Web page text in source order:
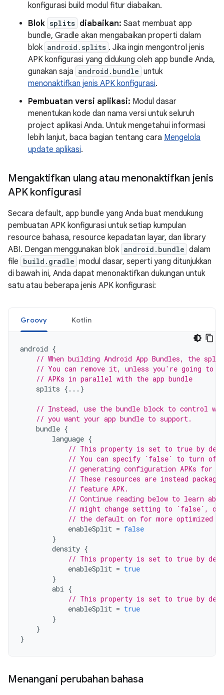
konfigurasi build modul fitur diabaikan.
Blok splits diabaikan: Saat membuat app
bundle, Gradle akan mengabaikan properti dalam
blok android.splits . Jika ingin mengontrol jenis
APK konfigurasi yang didukung oleh app bundle Anda,
gunakan saja android.bundle untuk
menonaktifkan jenis APK konfigurasi.
Pembuatan versi aplikasi: Modul dasar
menentukan kode dan nama versi untuk seluruh
project aplikasi Anda. Untuk mengetahui informasi
lebih lanjut, baca bagian tentang cara Mengelola
update aplikasi.
Mengaktifkan ulang atau menonaktifkan jenis
APK konfigurasi
Secara default, app bundle yang Anda buat mendukung
pembuatan APK konfigurasi untuk setiap kumpulan
resource bahasa, resource kepadatan layar, dan library
ABI. Dengan menggunakan blok android.bundle dalam
file build.gradle modul dasar, seperti yang ditunjukkan
di bawah ini, Anda dapat menonaktifkan dukungan untuk
satu atau beberapa jenis APK konfigurasi:
Groovy Kotlin
android {
// When building Android App Bundles, the
// You can remove it, unless you're going to
// APKs in parallel with the app bundle
splits {...}
// Instead, use the bundle block to control
// you want your app bundle to support.
bundle {
language {
// This property is set to true by
// You can specify `false` to turn off
// generating configuration APKs for
// These resources are instead
// feature APK.
// Continue reading below to learn
// might change setting to `false`,
// the default on for more optimized
enableSplit = false
}
density {
// This property is set to true by
enableSplit = true
}
abi {
// This property is set to true by
enableSplit = true
}
}
}
Menangani perubahan bahasa